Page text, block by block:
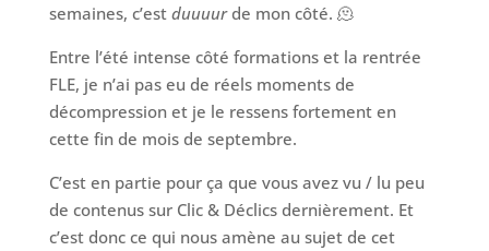
semaines, c’est duuuurde mon côté. 🫠
Entre l’été intense côté formations et la rentrée
FLE, je n’ai pas eu de réels moments de
décompression et je le ressens fortement en
cette fin de mois de septembre.
C’est en partie pour ça que vous avez vu / lu peu
de contenus sur Clic & Déclics dernièrement. Et
c’est donc ce qui nous amène au sujet de cet